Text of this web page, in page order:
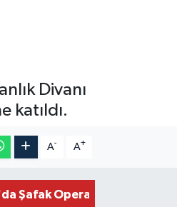
Divanı
katıldı.
A- A+
Şafak Operasyonu: 5